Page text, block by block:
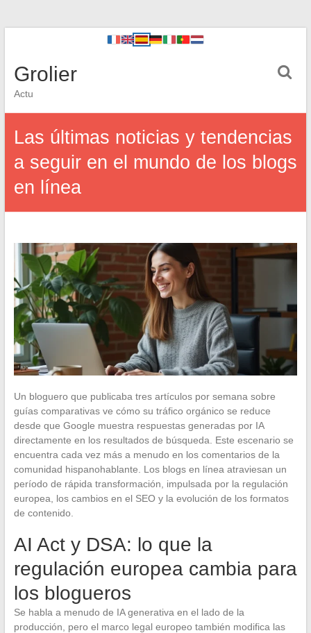
Grolier
Actu
Las últimas noticias y tendencias
a seguir en el mundo de los blogs
en línea
Un bloguero que publicaba tres artículos por semana sobre
guías comparativas ve cómo su tráfico orgánico se reduce
desde que Google muestra respuestas generadas por IA
directamente en los resultados de búsqueda. Este escenario se
encuentra cada vez más a menudo en los comentarios de la
comunidad hispanohablante. Los blogs en línea atraviesan un
período de rápida transformación, impulsada por la regulación
europea, los cambios en el SEO y la evolución de los formatos
de contenido.
AI Act y DSA: lo que la
regulación europea cambia para
los blogueros
Se habla a menudo de IA generativa en el lado de la
producción, pero el marco legal europeo también modifica las